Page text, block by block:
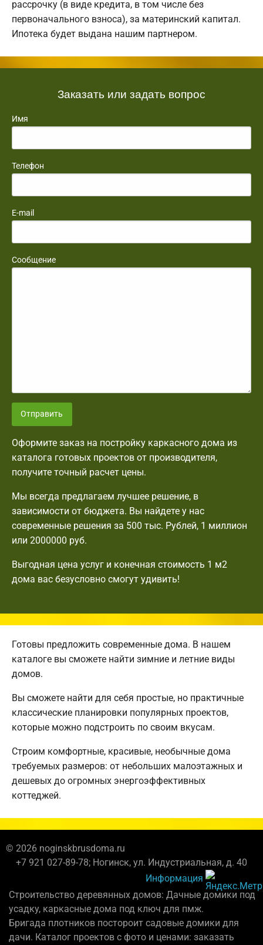
рассрочку (в виде кредита, в том числе без
первоначального взноса), за материнский капитал.
Ипотека будет выдана нашим партнером.
Заказать или задать вопрос
Имя
Телефон
E-mail
Сообщение
Отправить
Оформите заказ на постройку каркасного дома из
каталога готовых проектов от производителя,
получите точный расчет цены.
Мы всегда предлагаем лучшее решение, в
зависимости от бюджета. Вы найдете у нас
современные решения за 500 тыс. Рублей, 1 миллион
или 2000000 руб.
Выгодная цена услуг и конечная стоимость 1 м2
дома вас безусловно смогут удивить!
Готовы предложить современные дома. В нашем
каталоге вы сможете найти зимние и летние виды
домов.
Вы сможете найти для себя простые, но практичные
классические планировки популярных проектов,
которые можно подстроить по своим вкусам.
Строим комфортные, красивые, необычные дома
требуемых размеров: от небольших малоэтажных и
дешевых до огромных энергоэффективных
коттеджей.
© 2026 noginskbrusdoma.ru
+7 921 027-89-78; Ногинск, ул. Индустриальная, д. 40
Информация
Строительство деревянных домов: Дачные домики под
усадку, каркасные дома под ключ для пмж.
Бригада плотников постороит садовые домики для
дачи. Каталог проектов с фото и ценами: заказать